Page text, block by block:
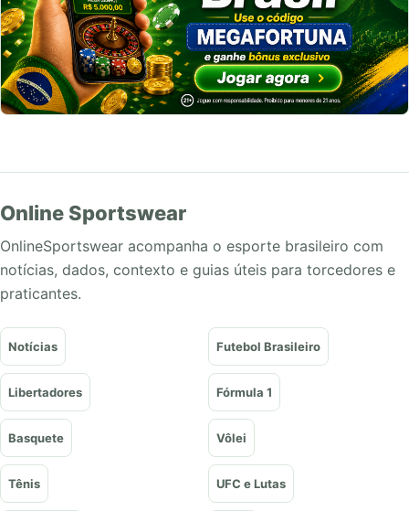
Online Sportswear
OnlineSportswear acompanha o esporte brasileiro com
notícias, dados, contexto e guias úteis para torcedores e
praticantes.
Notícias Futebol Brasileiro
Libertadores Fórmula 1
Basquete Vôlei
Tênis UFC e Lutas